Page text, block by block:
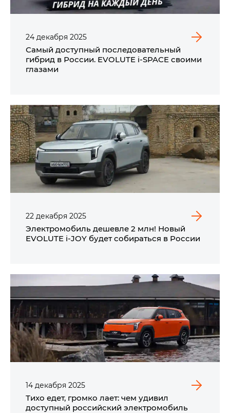
24 декабря 2025
Самый доступный последовательный
гибрид в России. EVOLUTE i‑SPACE своими
глазами
22 декабря 2025
Электромобиль дешевле 2 млн! Новый
EVOLUTE i‑JOY будет собираться в России
14 декабря 2025
Тихо едет, громко лает: чем удивил
доступный российский электромобиль